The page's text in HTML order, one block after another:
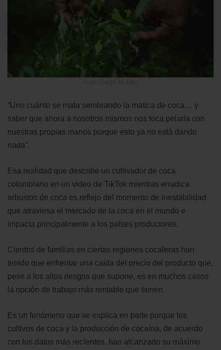
“Uno cuánto se mata sembrando la matica de coca… y
saber que ahora a nosotros mismos nos toca pelarla con
nuestras propias manos porque esto ya no está dando
nada”.
Esa realidad que describe un cultivador de coca
colombiano en un video de TikTok mientras erradica
arbustos de coca es reflejo del momento de inestabilidad
que atraviesa el mercado de la coca en el mundo e
impacta principalmente a los países productores.
Cientos de familias en ciertas regiones cocaleras han
tenido que enfrentar una caída del precio del producto que,
pese a los altos riesgos que supone, es en muchos casos
la opción de trabajo más rentable que tienen.
Es un fenómeno que se explica en parte porque los
cultivos de coca y la producción de cocaína, de acuerdo
con los datos más recientes, han alcanzado su máximo